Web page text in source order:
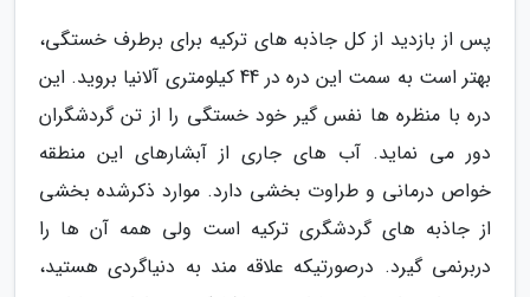
پس از بازدید از کل جاذبه های ترکیه برای برطرف خستگی،
بهتر است به سمت این دره در 44 کیلومتری آلانیا بروید. این
دره با منظره ها نفس گیر خود خستگی را از تن گردشگران
دور می نماید. آب های جاری از آبشارهای این منطقه
خواص درمانی و طراوت بخشی دارد. موارد ذکرشده بخشی
از جاذبه های گردشگری ترکیه است ولی همه آن ها را
دربرنمی گیرد. درصورتیکه علاقه مند به دنیاگردی هستید،